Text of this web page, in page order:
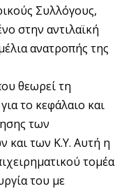
Συλλόγους,
στην αντιλαϊκή
ανατροπής της
θεωρεί τη
το κεφάλαιο και
των
και των Κ.Υ. Αυτή η
τομέα
του με